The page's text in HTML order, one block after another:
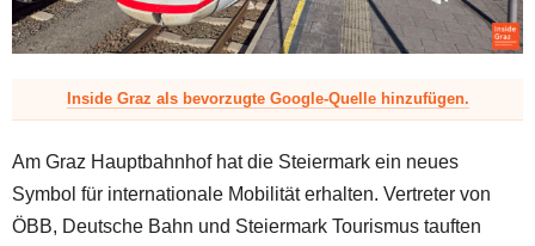
Inside Graz als bevorzugte Google-Quelle hinzufügen.
Am Graz Hauptbahnhof hat die Steiermark ein neues
Symbol für internationale Mobilität erhalten. Vertreter von
ÖBB, Deutsche Bahn und Steiermark Tourismus tauften